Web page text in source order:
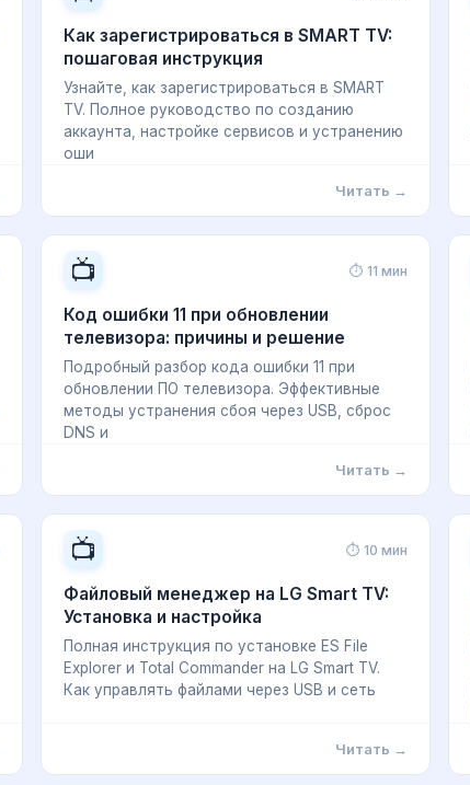
Как зарегистрироваться в SMART TV:
пошаговая инструкция
Узнайте, как зарегистрироваться в SMART
TV. Полное руководство по созданию
аккаунта, настройке сервисов и устранению
оши
Читать →
📺 ⏱ 11 мин
Код ошибки 11 при обновлении
телевизора: причины и решение
Подробный разбор кода ошибки 11 при
обновлении ПО телевизора. Эффективные
методы устранения сбоя через USB, сброс
DNS и
Читать →
📺 ⏱ 10 мин
Файловый менеджер на LG Smart TV:
Установка и настройка
Полная инструкция по установке ES File
Explorer и Total Commander на LG Smart TV.
Как управлять файлами через USB и сеть
Читать →